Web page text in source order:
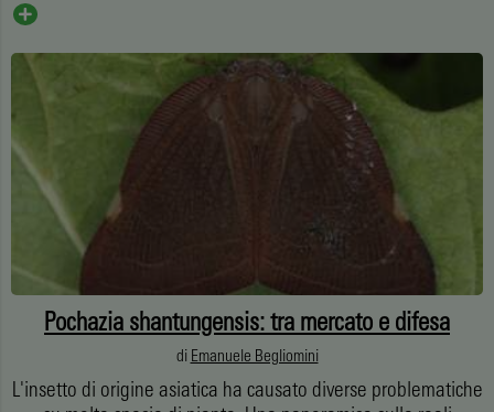
Pochazia shantungensis: tra mercato e difesa
di Emanuele Begliomini
L'insetto di origine asiatica ha causato diverse problematiche